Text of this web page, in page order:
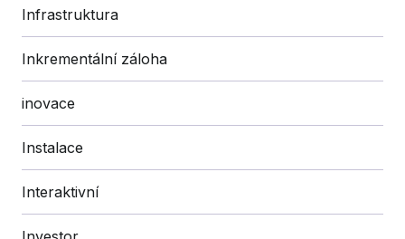
Infrastruktura
Inkrementální záloha
inovace
Instalace
Interaktivní